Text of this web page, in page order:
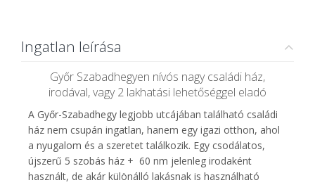
Ingatlan leírása
Győr Szabadhegyen nívós nagy családi ház,
irodával, vagy 2 lakhatási lehetőséggel eladó
A Győr-Szabadhegy legjobb utcájában található családi
ház nem csupán ingatlan, hanem egy igazi otthon, ahol
a nyugalom és a szeretet találkozik. Egy csodálatos,
újszerű 5 szobás ház + 60 nm jelenleg irodaként
használt, de akár különálló lakásnak is használható